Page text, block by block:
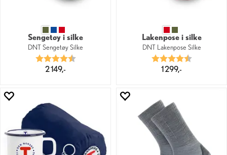
Sengetøy i silke
DNT Sengetøy Silke
Karakter:
4.8 av 5 mulige
2 149,-
Lakenpose i silke
DNT Lakenpose Silke
Karakter:
4.7 av 5
1 299,-